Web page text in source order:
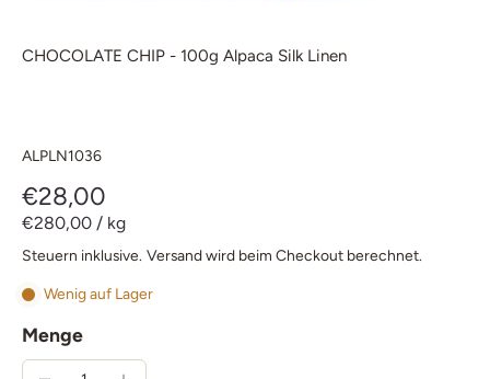
CHOCOLATE CHIP - 100g Alpaca Silk Linen
ALPLN1036
€28,00
€280,00 / kg
Steuern inklusive. Versandwird beim Checkout berechnet.
Wenig auf Lager
Menge